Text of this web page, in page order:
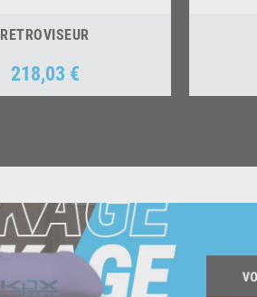
RETROVISEUR
Prix
218,03 €